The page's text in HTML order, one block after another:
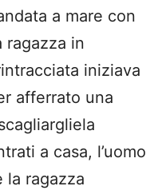
a mare con
ragazza in
iniziava
afferrato una
a casa, l’uomo
la ragazza